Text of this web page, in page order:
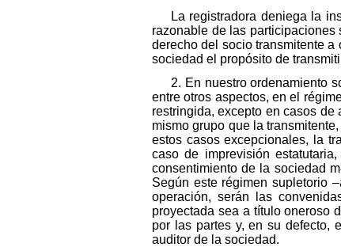
La registradora deniega la
razonable de las
derecho del socio transmitente
sociedad el propósito de
2. En nuestro ordenamiento
entre otros aspectos, en el
restringida, excepto en casos
mismo grupo que la
estos casos excepcionales, la
caso de imprevisión
consentimiento de la sociedad
Según este régimen supletorio
operación, serán las
proyectada sea a título oneroso
por las partes y, en su defecto,
auditor de la sociedad.